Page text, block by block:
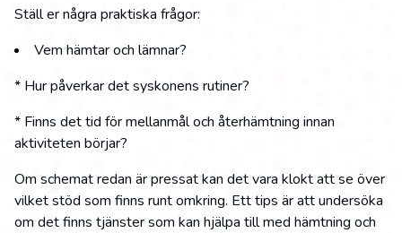
Ställ er några praktiska frågor:
Vem hämtar och lämnar?
* Hur påverkar det syskonens rutiner?
* Finns det tid för mellanmål och återhämtning innan
aktiviteten börjar?
Om schemat redan är pressat kan det vara klokt att se över
vilket stöd som finns runt omkring. Ett tips är att undersöka
om det finns tjänster som kan hjälpa till med hämtning och